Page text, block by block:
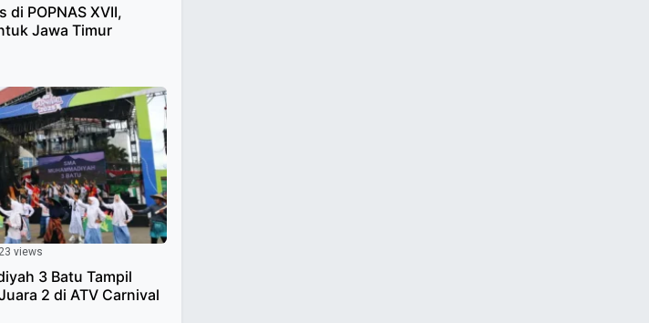
di POPNAS XVII,
Jawa Timur
views
3 Batu Tampil
2 di ATV Carnival